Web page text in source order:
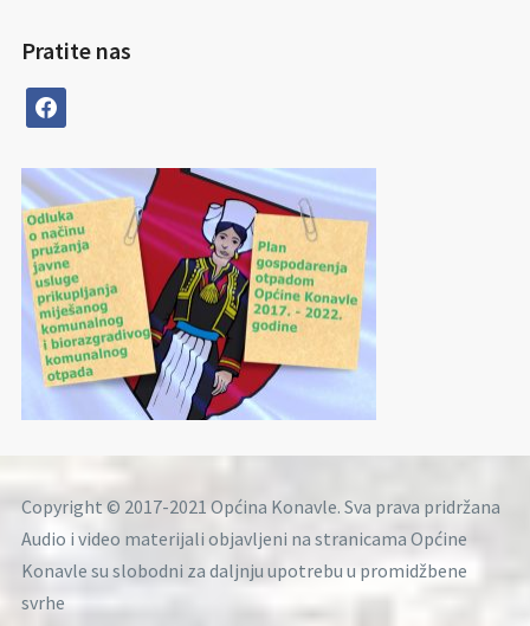
Pratite nas
facebook
Copyright © 2017-2021 Općina Konavle. Sva prava pridržana
Audio i video materijali objavljeni na stranicama Općine
Konavle su slobodni za daljnju upotrebu u promidžbene
svrhe